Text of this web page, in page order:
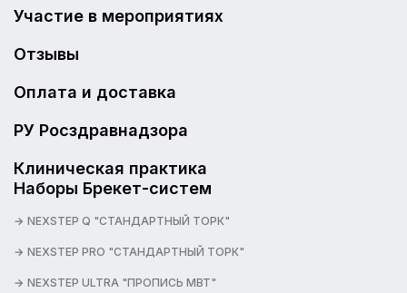
Участие в мероприятиях
Отзывы
Оплата и доставка
РУ Росздравнадзора
Клиническая практика
Наборы Брекет-систем
NEXSTEP Q "СТАНДАРТНЫЙ ТОРК"
NEXSTEP PRO "СТАНДАРТНЫЙ ТОРК"
NEXSTEP ULTRA "ПРОПИСЬ MBT"